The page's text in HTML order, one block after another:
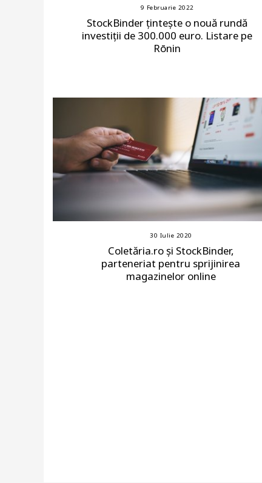
9 Februarie 2022
StockBinder țintește o nouă rundă
investiții de 300.000 euro. Listare pe
Rōnin
30 Iulie 2020
Coletăria.ro și StockBinder,
parteneriat pentru sprijinirea
magazinelor online